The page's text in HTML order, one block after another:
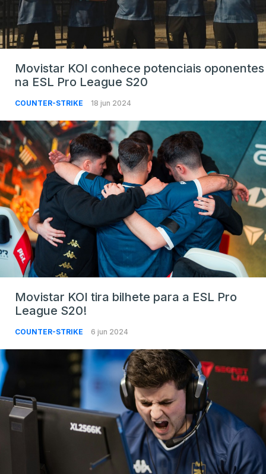
Movistar KOI conhece potenciais oponentes
na ESL Pro League S20
COUNTER-STRIKE 18 jun 2024
Movistar KOI tira bilhete para a ESL Pro
League S20!
COUNTER-STRIKE 6 jun 2024